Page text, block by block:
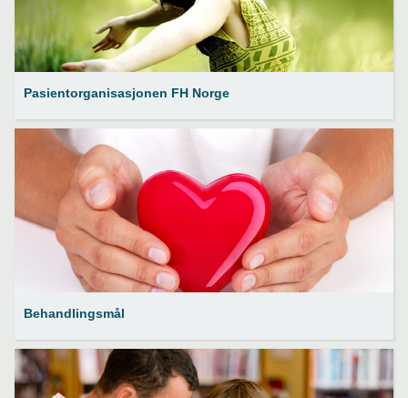
Pasientorganisasjonen FH Norge
Behandlingsmål